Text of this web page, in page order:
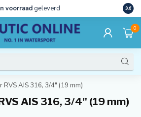
voorraad geleverd 9.6
0
AIS 316, 3/4" (19 mm)
AIS 316, 3/4" (19 mm)